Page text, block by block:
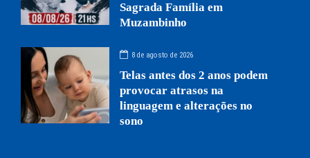
Sagrada Família em
Muzambinho
8 de agosto de 2026
Telas antes dos 2 anos podem
provocar atrasos na
linguagem e alterações no
sono